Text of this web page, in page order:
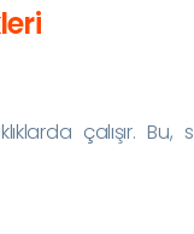
çalışır. Bu,